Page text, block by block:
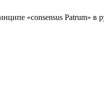
«consensus Patrum» в